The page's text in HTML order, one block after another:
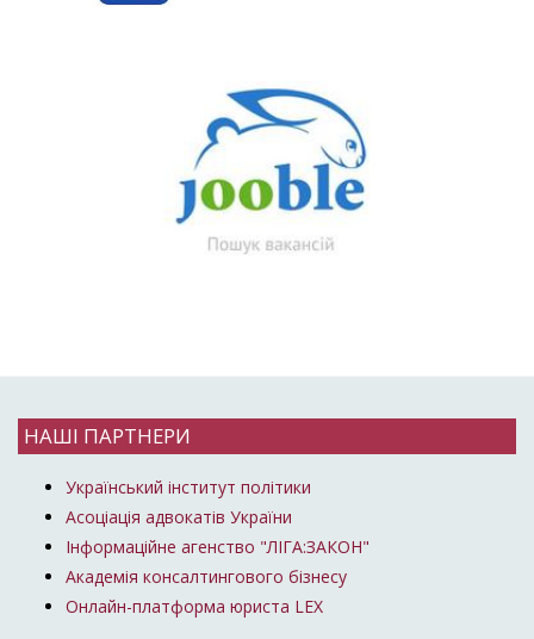
НАШІ ПАРТНЕРИ
Український інститут політики
Асоціація адвокатів України
Інформаційне агенство "ЛІГА:ЗАКОН"
Академія консалтингового бізнесу
Онлайн-платформа юриста LEX